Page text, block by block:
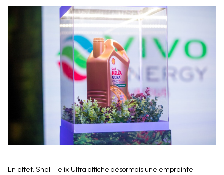
En effet, Shell Helix Ultra affiche désormais une empreinte